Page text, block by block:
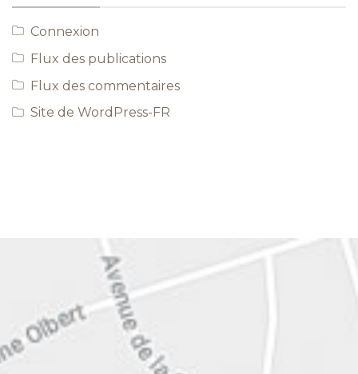
Connexion
Flux des publications
Flux des commentaires
Site de WordPress-FR
EN SAVOIR PLUS